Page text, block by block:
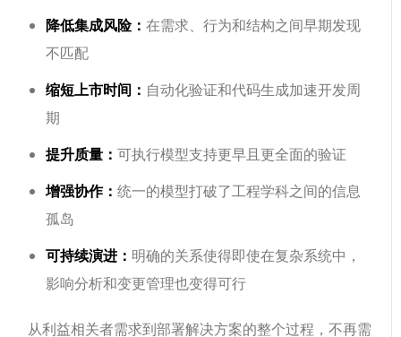
降低集成风险：在需求、行为和结构之间早期发现
不匹配
缩短上市时间： 自动化验证和代码生成加速开发周
期
提升质量：可执行模型支持更早且更全面的验证
增强协作：统一的模型打破了工程学科之间的信息
孤岛
可持续演进： 明确的关系使得即使在复杂系统中，
影响分析和变更管理也变得可行
从利益相关者需求到部署解决方案的整个过程，不再需